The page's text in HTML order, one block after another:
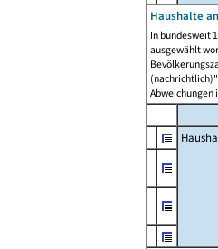
Haushalte
In bundesweit
ausgewählt
Abweichungen